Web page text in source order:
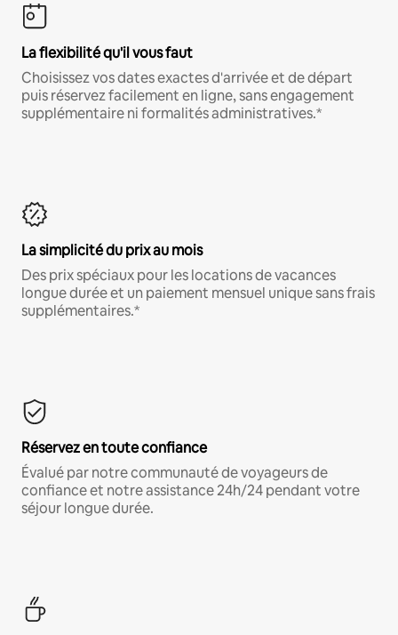
La flexibilité qu'il vous faut
Choisissez vos dates exactes d'arrivée et de départ
puis réservez facilement en ligne, sans engagement
supplémentaire ni formalités administratives.*
La simplicité du prix au mois
Des prix spéciaux pour les locations de vacances
longue durée et un paiement mensuel unique sans frais
supplémentaires.*
Réservez en toute confiance
Évalué par notre communauté de voyageurs de
confiance et notre assistance 24h/24 pendant votre
séjour longue durée.